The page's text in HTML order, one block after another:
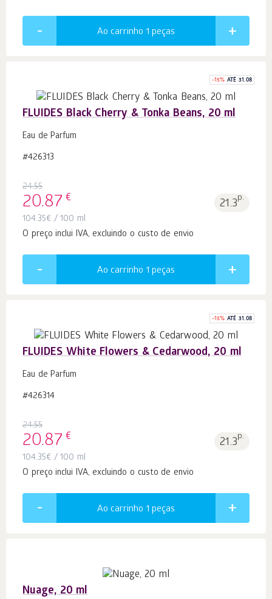
Ao carrinho 1 peças
-15% ATÉ 31.08
FLUIDES Black Cherry & Tonka Beans, 20 ml
Eau de Parfum
#426313
24.55
20.87 € 21.3p.
104.35€ / 100 ml
O preço inclui IVA, excluindo o custo de envio
Ao carrinho 1 peças
-15% ATÉ 31.08
FLUIDES White Flowers & Cedarwood, 20 ml
Eau de Parfum
#426314
24.55
20.87 € 21.3p.
104.35€ / 100 ml
O preço inclui IVA, excluindo o custo de envio
Ao carrinho 1 peças
Nuage, 20 ml